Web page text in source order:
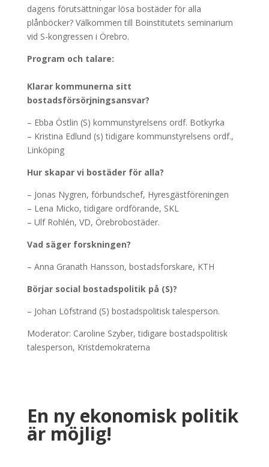
dagens förutsättningar lösa bostäder för alla
plånböcker? Välkommen till Boinstitutets seminarium
vid S-kongressen i Örebro.
Program och talare:
Klarar kommunerna sitt
bostadsförsörjningsansvar?
– Ebba Östlin (S) kommunstyrelsens ordf. Botkyrka
– Kristina Edlund (s) tidigare kommunstyrelsens ordf.,
Linköping
Hur skapar vi bostäder för alla?
– Jonas Nygren, förbundschef, Hyresgästföreningen
– Lena Micko, tidigare ordförande, SKL
– Ulf Rohlén, VD, Örebrobostäder.
Vad säger forskningen?
– Anna Granath Hansson, bostadsforskare, KTH
Börjar social bostadspolitik på (S)?
– Johan Löfstrand (S) bostadspolitisk talesperson.
Moderator: Caroline Szyber, tidigare bostadspolitisk
talesperson, Kristdemokraterna
En ny ekonomisk politik
är möjlig!